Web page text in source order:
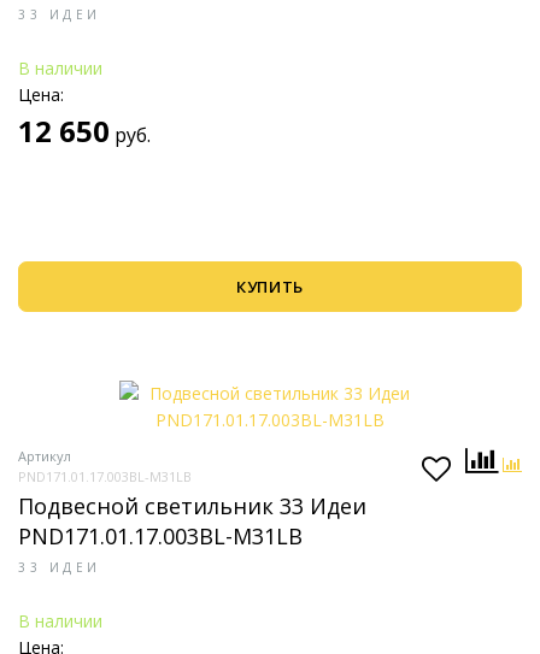
33 ИДЕИ
В наличии
Цена:
12 650 руб.
КУПИТЬ
Артикул
PND171.01.17.003BL-M31LB
Подвесной светильник 33 Идеи
PND171.01.17.003BL-M31LB
33 ИДЕИ
В наличии
Цена: